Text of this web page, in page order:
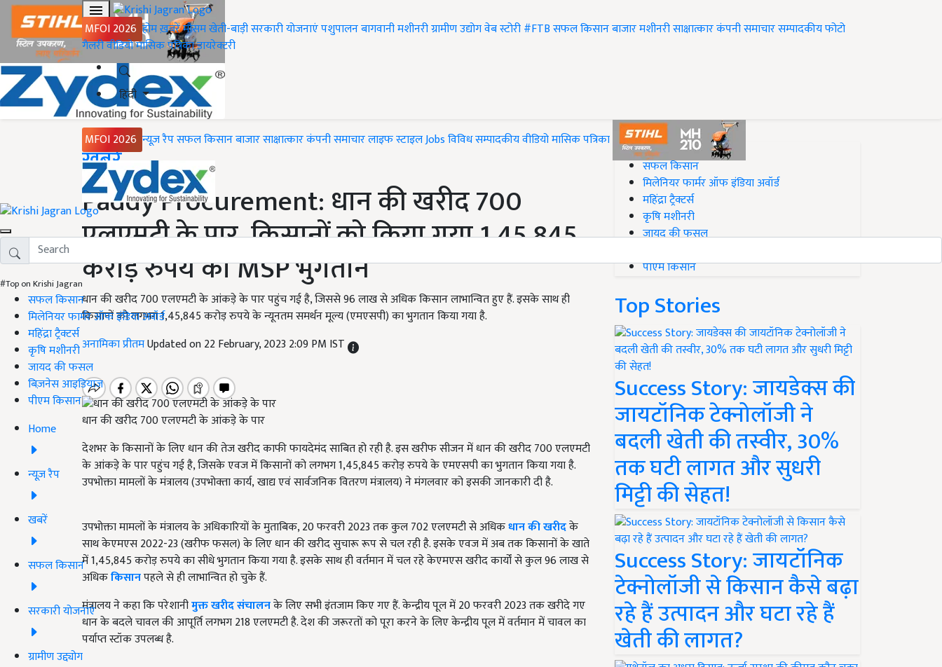
MFOI 2026 होमख़बरेंमौसमखेती-बाड़ीसरकारी योजनाएंपशुपालनबागवानीमशीनरीग्रामीण उद्योगवेब स्टोरी#FTBसफल किसानबाजारमशीनरीसाक्षात्कारकंपनी समाचारसम्पादकीयफोटो
गैलरीवीडियोमासिक पत्रिकाडायरेक्टरी
हिंदी
MFOI 2026 न्यूज़ रैपसफल किसानबाजारसाक्षात्कारकंपनी समाचारलाइफ स्टाइलJobsविविधसम्पादकीयवीडियोमासिक पत्रिका
#Top on Krishi Jagran
सफल किसान
मिलेनियर फार्मर ऑफ इंडिया अवॉर्ड
महिंद्रा ट्रैक्टर्स
कृषि मशीनरी
जायद की फसल
बिज़नेस आइडियाज
पीएम किसान
Home
न्यूज़ रैप
खबरें
सफल किसान
सरकारी योजनाएं
ग्रामीण उद्द्योग
Home
ख़बरें
Paddy Procurement: धान की खरीद 700
एलएमटी के पार, किसानों को किया गया 1,45,845
करोड़ रुपये का MSP भुगतान
धान की खरीद 700 एलएमटी के आंकड़े के पार पहुंच गई है, जिससे 96 लाख से अधिक किसान लाभान्वित हुए हैं. इसके साथ ही
किसानों को लगभग 1,45,845 करोड़ रुपये के न्यूनतम समर्थन मूल्य (एमएसपी) का भुगतान किया गया है.
अनामिका प्रीतमUpdated on 22 February, 2023 2:09 PM IST
धान की खरीद 700 एलएमटी के आंकड़े के पार
देशभर के किसानों के लिए धान की तेज खरीद काफी फायदेमंद साबित हो रही है. इस खरीफ सीजन में धान की खरीद 700 एलएमटी
के आंकड़े के पार पहुंच गई है, जिसके एवज में किसानों को लगभग 1,45,845 करोड़ रुपये के एमएसपी का भुगतान किया गया है.
उपभोक्ता मामलों के मंत्रालय (उपभोक्‍ता कार्य,खाद्य एवं सार्वजनिक वितरण मंत्रालय) ने मंगलवार को इसकी जानकारी दी है.
उपभोक्ता मामलों के मंत्रालय के अधिकारियों के मुताबिक, 20फरवरी2023तक कुल702एलएमटी से अधिकधान की खरीदके
साथ केएमएस2022-23 (खरीफ फसल) के लिए धान की खरीद सुचारू रूप से चल रही है. इसके एवज में अब तक किसानों के खाते
में1,45,845करोड़ रुपये का सीधे भुगतान किया गया है. इसके साथ ही वर्तमान में चल रहे केएमएस खरीद कार्यों से कुल96लाख से
अधिककिसानपहले से ही लाभान्वित हो चुके हैं.
मंत्रालय ने कहा कि परेशानीमुक्त खरीद संचालनके लिए सभी इंतजाम किए गए हैं. केन्द्रीय पूल में20फरवरी2023तक खरीदे गए
धान के बदले चावल की आपूर्ति लगभग218एलएमटी है. देश की जरूरतों को पूरा करने के लिए केन्द्रीय पूल में वर्तमान में चावल का
पर्याप्त स्टॉक उपलब्ध है.
#Top on Krishi Jagran
सफल किसान
मिलेनियर फार्मर ऑफ इंडिया अवॉर्ड
महिंद्रा ट्रैक्टर्स
कृषि मशीनरी
जायद की फसल
पीएम किसान
Top Stories
Success Story: जायडेक्स की
जायटॉनिक टेक्नोलॉजी ने
बदली खेती की तस्वीर, 30%
तक घटी लागत और सुधरी
मिट्टी की सेहत!
Success Story: जायटॉनिक
टेक्नोलॉजी से किसान कैसे बढ़ा
रहे हैं उत्पादन और घटा रहे हैं
खेती की लागत?